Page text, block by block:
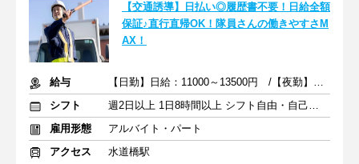
【交通誘導】日払い◎履歴書不要！日給全額
保証♪直行直帰OK！隊員さんの働きやすさM
AX！
給与
【日勤】日給：11000～13500円 /【夜勤】日給：12670～15342円
シフト
週2日以上 1日8時間以上 シフト自由・自己申告
雇用形態
アルバイト・パート
アクセス
水道橋駅